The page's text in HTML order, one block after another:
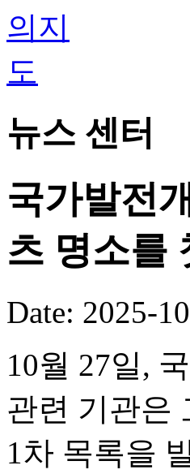
뉴스 센터
국가발전
츠 명소를
Date: 2025-
10월 27일,
관련 기관은
1차 목록을